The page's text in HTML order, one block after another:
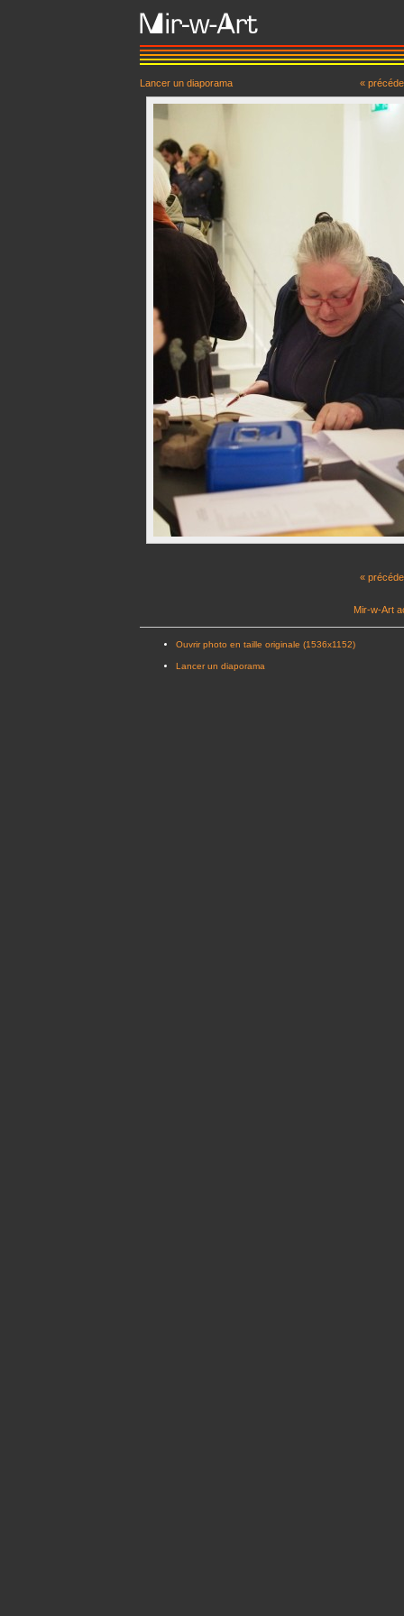
Lancer un diaporama «
«
Mir-w-Art
Ouvrir photo en taille originale (1536x1152)
Lancer un diaporama